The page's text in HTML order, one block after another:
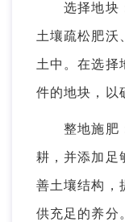
选择地块：
土壤疏松肥沃
土中。在选择
件的地块，以
整地施肥：
耕，并添加足
善土壤结构，
供充足的养分